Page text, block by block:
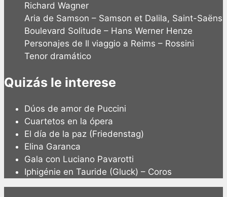
Richard Wagner
Aria de Samson – Samson et Dalila, Saint-Saëns
Boulevard Solitude – Hans Werner Henze
Personajes de Il viaggio a Reims – Rossini
Tenor dramático
Quizás le interese
Dúos de amor de Puccini
Cuartetos en la ópera
El día de la paz (Friedenstag)
Elina Garanca
Gala con Luciano Pavarotti
Iphigénie en Tauride (Gluck) – Coros